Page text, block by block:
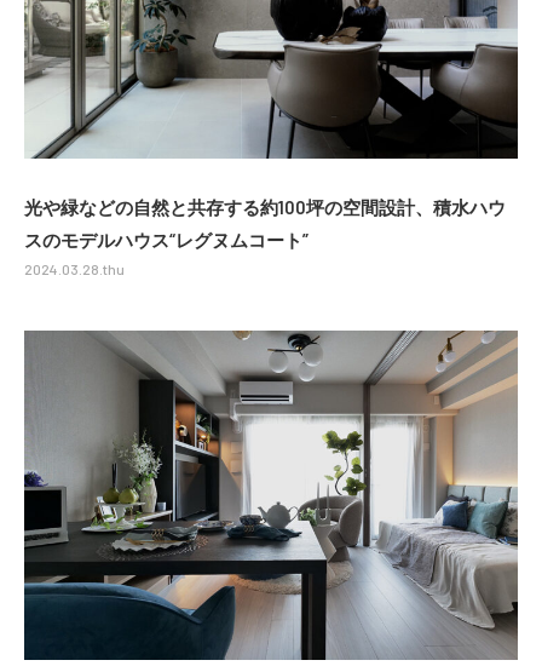
光や緑などの自然と共存する約100坪の空間設計、積水ハウ
スのモデルハウス“レグヌムコート”
2024.03.28.thu